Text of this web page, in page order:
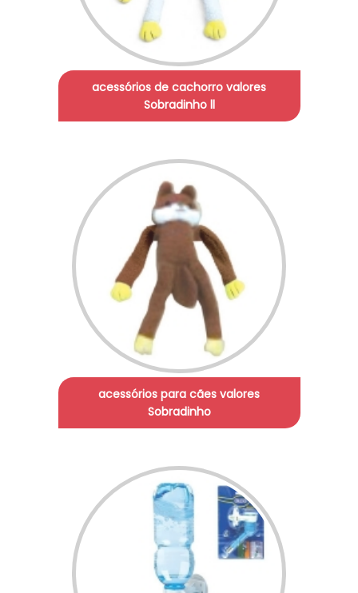
acessórios de cachorro valores
Sobradinho ll
acessórios para cães valores
Sobradinho